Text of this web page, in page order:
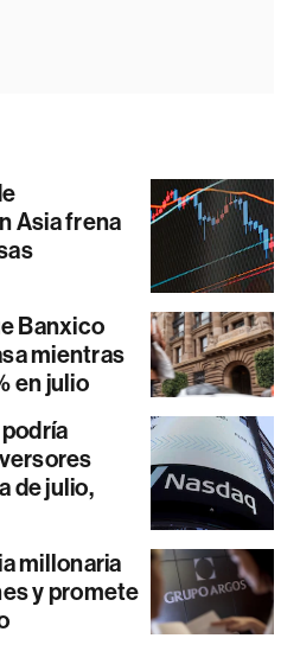
Asia frena
Banxico
mientras
en julio
de julio,
millonaria
y promete